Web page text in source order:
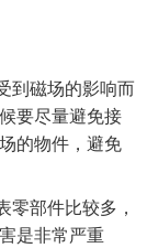
到磁场的影响而
要尽量避免接
的物件，避免
零部件比较多，
是非常严重